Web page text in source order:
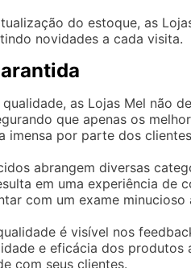
do estoque, as
novidades a cada visita.
as Lojas Mel não
que apenas os
imensa por parte dos
abrangem diversas
em uma experiência de
com um exame
é visível nos
e eficácia dos
com seus clientes.